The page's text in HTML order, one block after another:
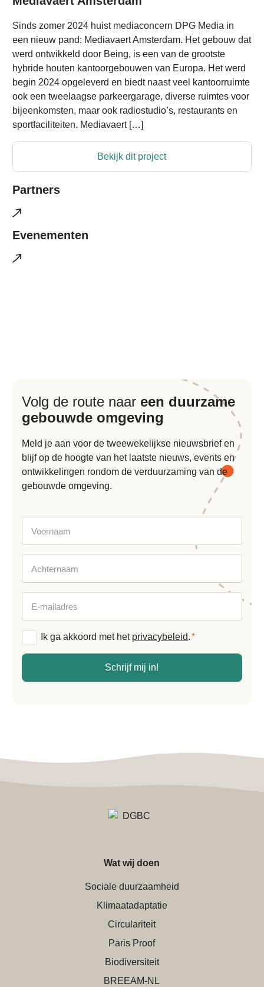
Sinds zomer 2024 huist mediaconcern DPG Media in
een nieuw pand: Mediavaert Amsterdam. Het gebouw dat
werd ontwikkeld door Being, is een van de grootste
hybride houten kantoorgebouwen van Europa. Het werd
begin 2024 opgeleverd en biedt naast veel kantoorruimte
ook een tweelaagse parkeergarage, diverse ruimtes voor
bijeenkomsten, maar ook radiostudio’s, restaurants en
sportfaciliteiten. Mediavaert […]
Bekijk dit project
Partners
Evenementen
Volg de route naar een duurzame
gebouwde omgeving
Meld je aan voor de tweewekelijkse nieuwsbrief en
blijf op de hoogte van het laatste nieuws, events en
ontwikkelingen rondom de verduurzaming van de
gebouwde omgeving.
mailadres
Algemene
Ik ga akkoord met het privacybeleid.*
Schrijf mij in!
Wat wij doen
Sociale duurzaamheid
Klimaatadaptatie
Circulariteit
Paris Proof
Biodiversiteit
BREEAM-NL